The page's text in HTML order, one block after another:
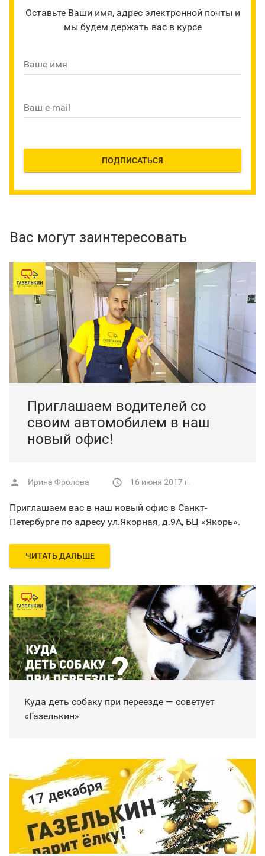
Оставьте Ваши имя, адрес электронной почты и
мы будем держать вас в курсе
Ваше имя
Ваш e-mail
ПОДПИСАТЬСЯ
Вас могут заинтересовать
Приглашаем водителей со
своим автомобилем в наш
новый офис!
 Ирина Фролова  16 июня 2017 г.
Приглашаем вас в наш новый офис в Санкт-
Петербурге по адресу ул.Якорная, д.9А, БЦ «Якорь».
ЧИТАТЬ ДАЛЬШЕ
Куда деть собаку при переезде — советует
«Газелькин»